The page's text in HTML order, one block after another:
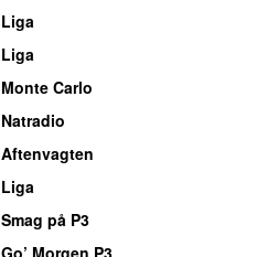
Liga
Liga
Monte Carlo
Natradio
Aftenvagten
Liga
Smag på P3
Go’ Morgen P3